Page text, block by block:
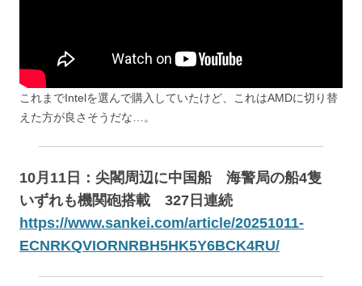
これまでIntelを選んで購入していたけど、これはAMDに切り替
えた方が良さそうだな…。
10月11日：尖閣周辺に中国船 海警局の船4隻
いずれも機関砲搭載 327日連続
https://www.sankei.com/article/20251011-
ECNRKQVIORNRBH5HK5Y6BCK4RU/